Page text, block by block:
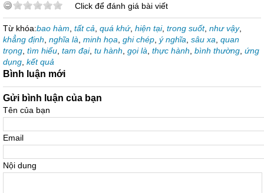
Click để đánh giá bài viết
Từ khóa:bao hàm tất cả quá khứ, hiện tại, trong suốt, như vậy,
khẳng định nghĩa là minh họa ghi chép ý nghĩa sâu xa quan
trọng tìm hiểu tam đại, tu hành gọi là thực hành bình thường ứng
dụng kết quả
Bình luận mới
Gửi bình luận của bạn
Tên của bạn
Email
Nội dung